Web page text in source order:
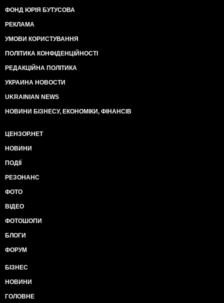
ФОНД ЮРІЯ БУТУСОВА
РЕКЛАМА
УМОВИ КОРИСТУВАННЯ
ПОЛІТИКА КОНФІДЕНЦІЙНОСТІ
РЕДАКЦІЙНА ПОЛІТИКА
УКРАИНА НОВОСТИ
UKRAINIAN NEWS
НОВИНИ БІЗНЕСУ, ЕКОНОМІКИ, ФІНАНСІВ
ЦЕНЗОР.НЕТ
НОВИНИ
ПОДІЇ
РЕЗОНАНС
ФОТО
ВІДЕО
ФОТОШОПИ
БЛОГИ
ФОРУМ
БІЗНЕС
НОВИНИ
ГОЛОВНЕ